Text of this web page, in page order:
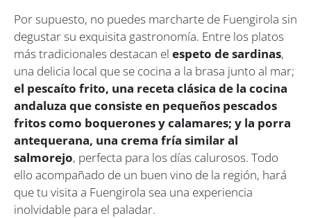
Por supuesto, no puedes marcharte de Fuengirola sin
degustar su exquisita gastronomía. Entre los platos
más tradicionales destacan el espeto de sardinas,
una delicia local que se cocina a la brasa junto al mar;
el pescaíto frito, una receta clásica de la cocina
andaluza que consiste en pequeños pescados
fritos como boquerones y calamares; y la porra
antequerana, una crema fría similar al
salmorejo, perfecta para los días calurosos. Todo
ello acompañado de un buen vino de la región, hará
que tu visita a Fuengirola sea una experiencia
inolvidable para el paladar.